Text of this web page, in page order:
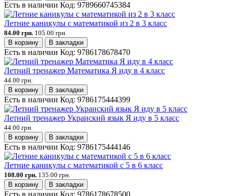
Есть в наличии Код: 9789660745384
Летние каникулы с математикой из 2 в 3 класс
84.00 грн. 105.00 грн.
В корзину
В закладки
Есть в наличии Код: 9786178678470
Летний тренажер Математика Я иду в 4 класс
44.00 грн.
В корзину
В закладки
Есть в наличии Код: 9786175444399
Летний тренажер Украиский язык Я иду в 5 класс
44.00 грн.
В корзину
В закладки
Есть в наличии Код: 9786175444146
Летние каникулы с математикой с 5 в 6 класс
108.00 грн. 135.00 грн.
В корзину
В закладки